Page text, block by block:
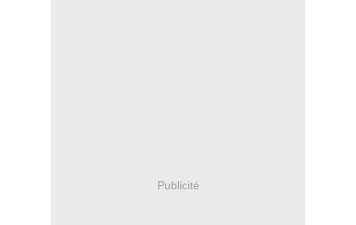
Publicité